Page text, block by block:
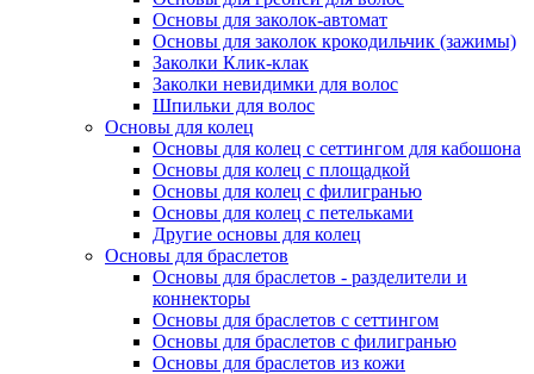
Основы для заколок-автомат
Основы для заколок крокодильчик (зажимы)
Заколки Клик-клак
Заколки невидимки для волос
Шпильки для волос
Основы для колец
Основы для колец с сеттингом для кабошона
Основы для колец с площадкой
Основы для колец с филигранью
Основы для колец с петельками
Другие основы для колец
Основы для браслетов
Основы для браслетов - разделители и
коннекторы
Основы для браслетов с сеттингом
Основы для браслетов с филигранью
Основы для браслетов из кожи